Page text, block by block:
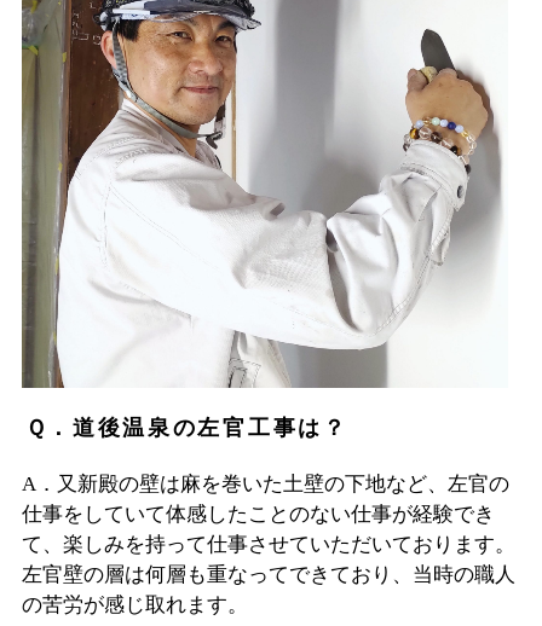
Ｑ．道後温泉の左官工事は？
A．又新殿の壁は麻を巻いた土壁の下地など、左官の
仕事をしていて体感したことのない仕事が経験でき
て、楽しみを持って仕事させていただいております。
左官壁の層は何層も重なってできており、当時の職人
の苦労が感じ取れます。